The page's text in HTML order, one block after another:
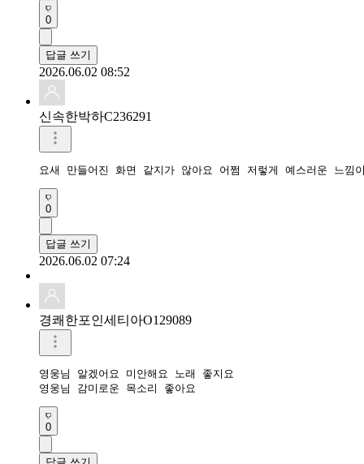
0
답글 쓰기
2026.06.02 08:52
신속한박하C236291
요새 만들어진 화면 같지가 않아요 어쩜 저렇게 예스러운 느낌
0
답글 쓰기
2026.06.02 07:24
경쾌한포인세티아O129089
영웅님 알겠어요 미안해요 노래 좋지요
영웅님 감미로운 목소리 좋아요
0